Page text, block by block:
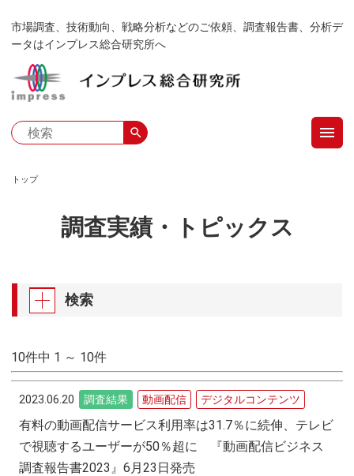
ン
ン
市場調査、技術動向、戦略分析などのご依頼、調査報告書、分析デ
ータはインプレス総合研究所へ
search menu
トップ
調査実績・トピックス
検索
10件中 1 ～ 10件
2023.06.20 調査結果 動画配信 デジタルコンテンツ
有料の動画配信サービス利用率は31.7％に続伸、テレビ
で視聴するユーザーが50％超に 『動画配信ビジネス
調査報告書2023』6月23日発売